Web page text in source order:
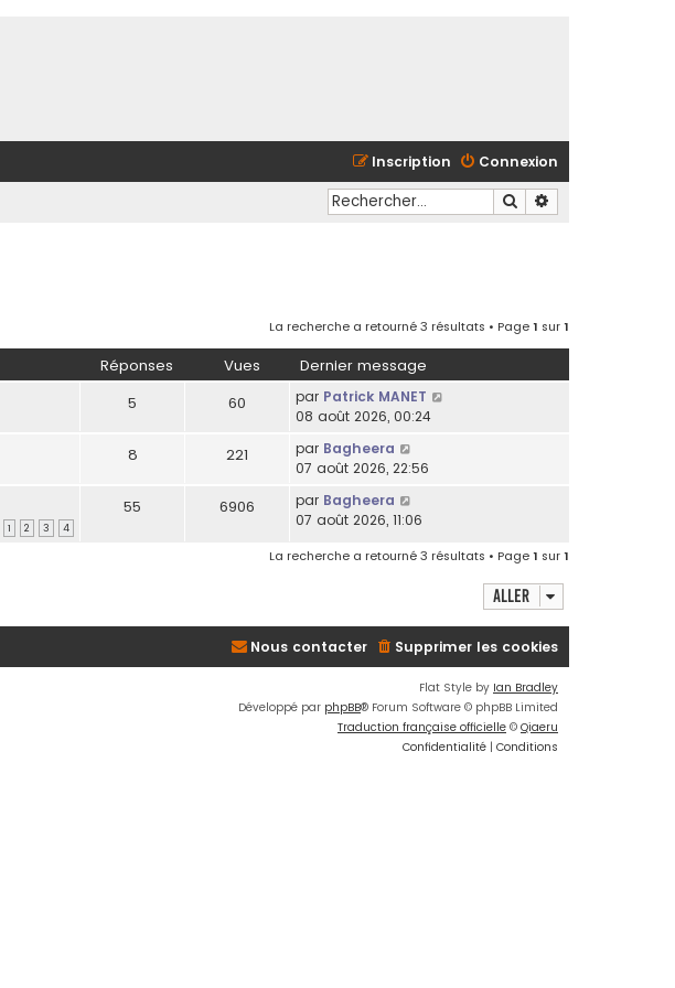
Connexion
Inscription
Rechercher
La recherche a retourné 3 résultats • Page1 sur1
Réponses Vues Dernier message
5 60 par Patrick MANET
08 août 2026, 00:24
8 221 par Bagheera
07 août 2026, 22:56
1 2 3 4
55 6906 par Bagheera
07 août 2026, 11:06
La recherche a retourné 3 résultats • Page1 sur1
Aller
Supprimer les cookies
Nous contacter
Flat Style by Ian Bradley
Développé par phpBB® Forum Software © phpBB Limited
Traduction française officielle © Qiaeru
Confidentialité | Conditions